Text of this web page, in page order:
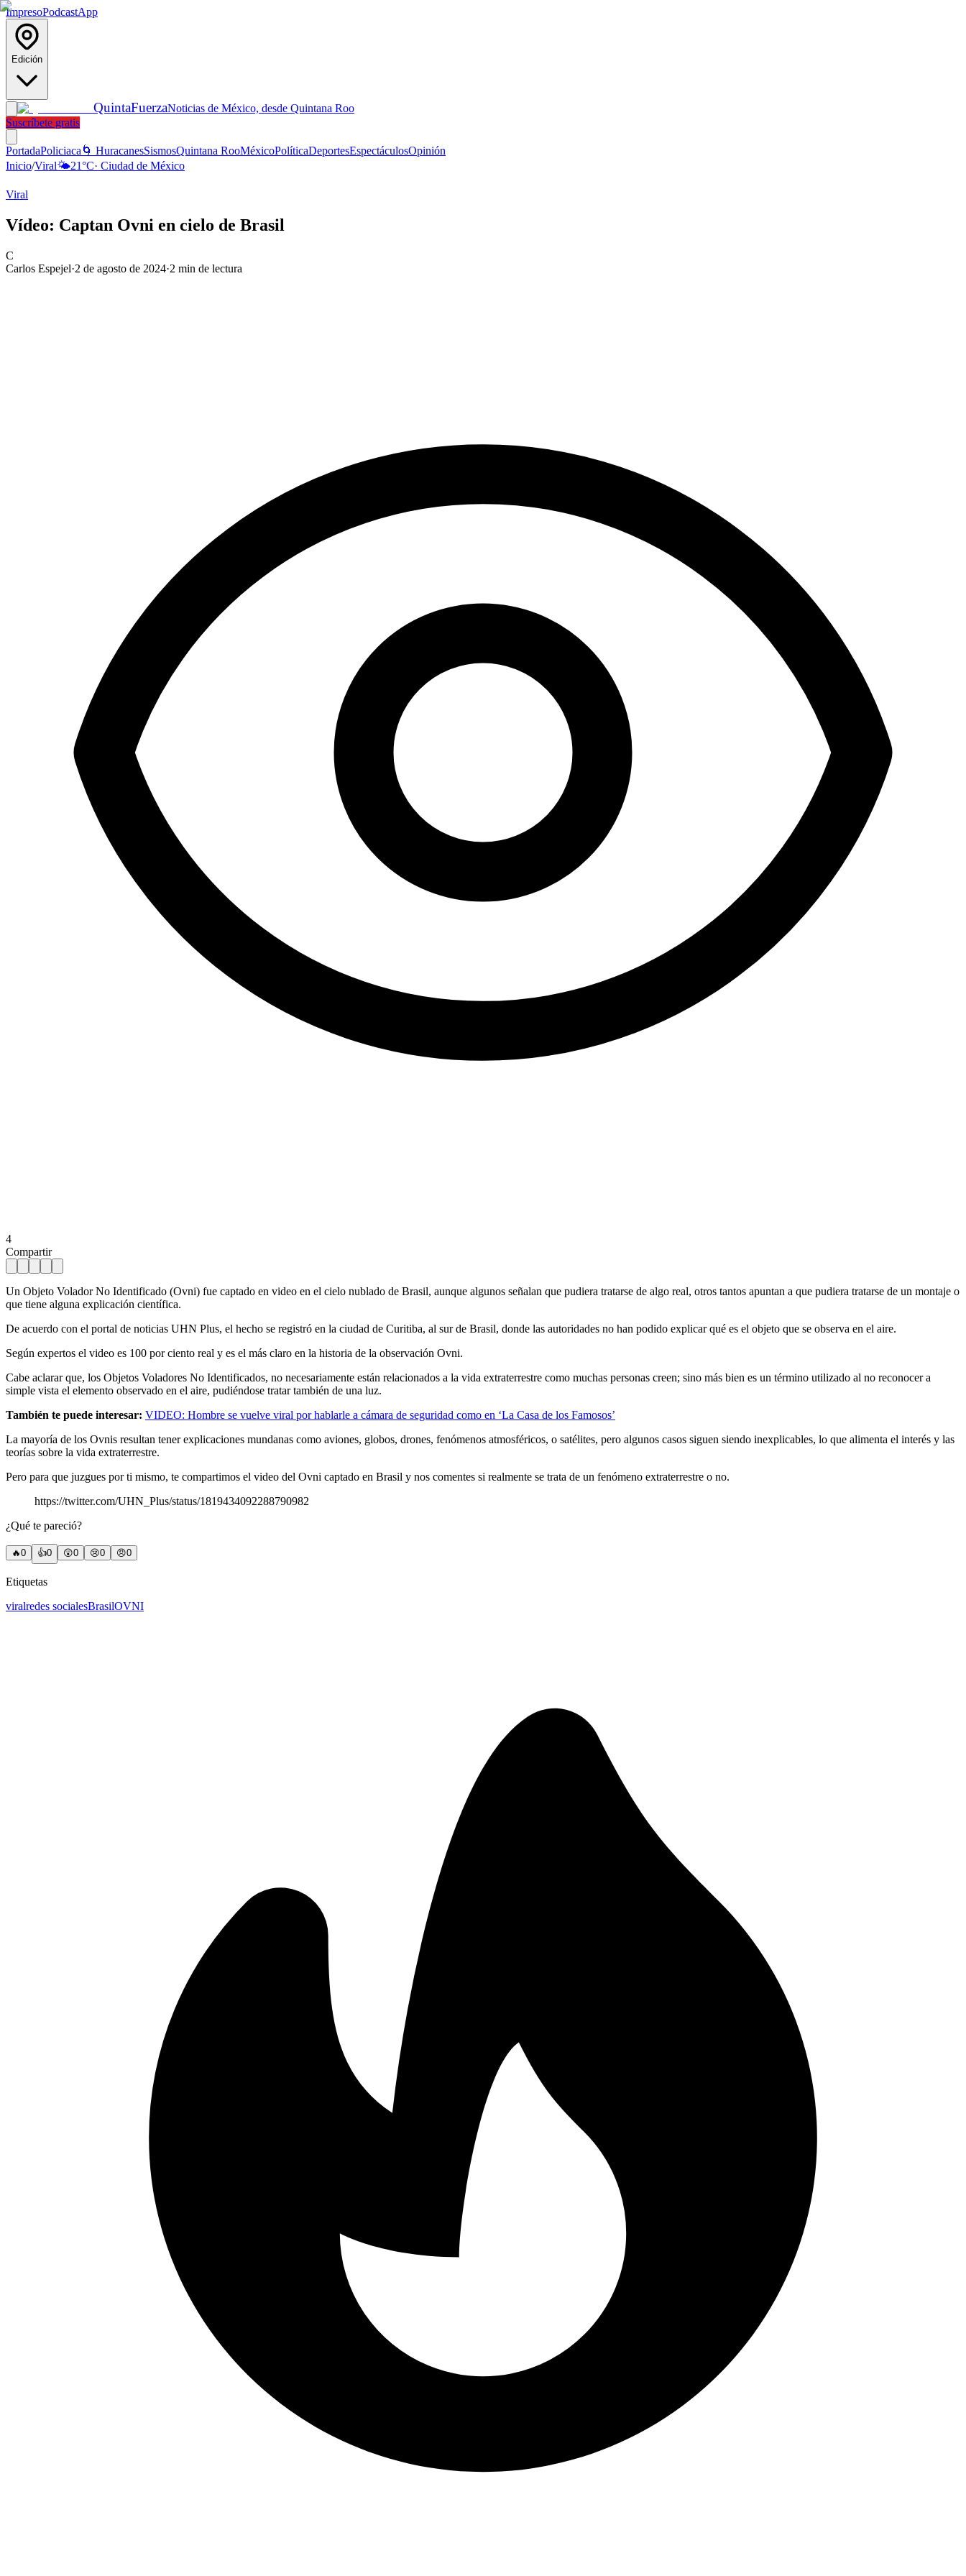
ImpresoPodcastApp
Edición
QuintaFuerzaNoticias de México, desde Quintana Roo
Suscríbete gratis
PortadaPoliciaca 🌀 HuracanesSismosQuintana RooMéxicoPolíticaDeportesEspectáculosOpinión
Inicio/Viral🌤️21°C· Ciudad de México
Viral
Vídeo: Captan Ovni en cielo de Brasil
C
Carlos Espejel·2 de agosto de 2024·2 min de lectura
4
Compartir
Un Objeto Volador No Identificado (Ovni) fue captado en video en el cielo nublado de Brasil, aunque algunos señalan que pudiera tratarse de algo real, otros tantos apuntan a que pudiera tratarse de un montaje o
que tiene alguna explicación científica.
De acuerdo con el portal de noticias UHN Plus, el hecho se registró en la ciudad de Curitiba, al sur de Brasil, donde las autoridades no han podido explicar qué es el objeto que se observa en el aire.
Según expertos el video es 100 por ciento real y es el más claro en la historia de la observación Ovni.
Cabe aclarar que, los Objetos Voladores No Identificados, no necesariamente están relacionados a la vida extraterrestre como muchas personas creen; sino más bien es un término utilizado al no reconocer a
simple vista el elemento observado en el aire, pudiéndose tratar también de una luz.
También te puede interesar: VIDEO: Hombre se vuelve viral por hablarle a cámara de seguridad como en ‘La Casa de los Famosos’
La mayoría de los Ovnis resultan tener explicaciones mundanas como aviones, globos, drones, fenómenos atmosféricos, o satélites, pero algunos casos siguen siendo inexplicables, lo que alimenta el interés y las
teorías sobre la vida extraterrestre.
Pero para que juzgues por ti mismo, te compartimos el video del Ovni captado en Brasil y nos comentes si realmente se trata de un fenómeno extraterrestre o no.
https://twitter.com/UHN_Plus/status/1819434092288790982
¿Qué te pareció?
🔥0 👍0 😲0 😢0 😠0
Etiquetas
viralredes socialesBrasilOVNI